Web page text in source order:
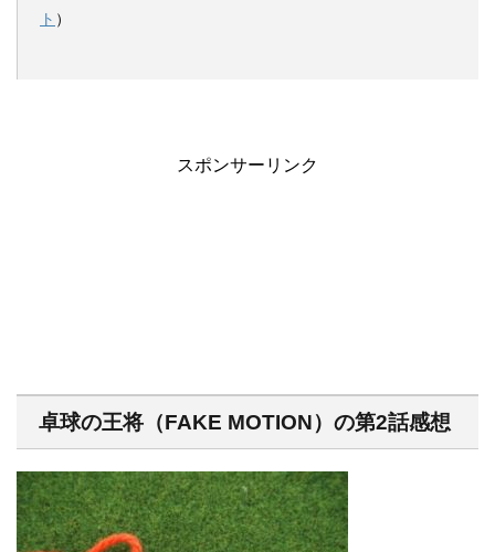
ト ）
スポンサーリンク
卓球の王将（FAKE MOTION）の第2話感想